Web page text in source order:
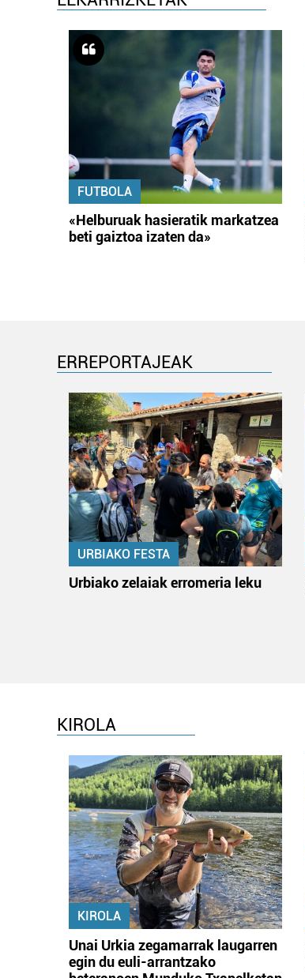
FUTBOLA
«Helburuak hasieratik markatzea
beti gaiztoa izaten da»
ERREPORTAJEAK
URBIAKO FESTA
Urbiako zelaiak erromeria leku
KIROLA
KIROLA
Unai Urkia zegamarrak laugarren
egin du euli-arrantzako